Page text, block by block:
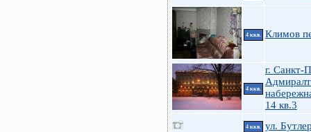
4 ккв. Климов
4 ккв.
г. Санкт-
14 кв.3
4 ккв. ул.